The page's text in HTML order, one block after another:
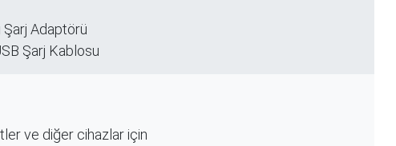
Şarj Adaptörü
Şarj Kablosu
ve diğer cihazlar için